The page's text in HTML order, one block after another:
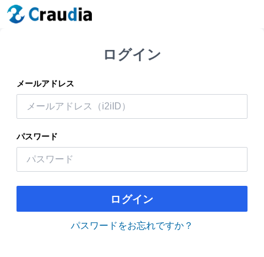
ログイン
メールアドレス
パスワード
ログイン
パスワードをお忘れですか？